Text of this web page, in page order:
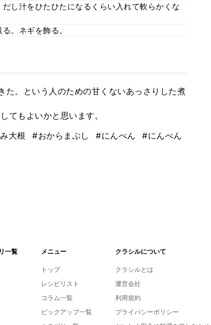
汁をひたひたになるくらい入れて軟らかくな
。ネギを飾る。
。という人のための甘くないあっさりした煮
てもよいかと思います。
大根 #おからまぶし #にんべん
#にんべん
一覧 メニュー
トップ
レシピリスト
コラム一覧
ピックアップ一覧
クラシルについて
クラシルとは
運営会社
利用規約
プライバシーポリシー